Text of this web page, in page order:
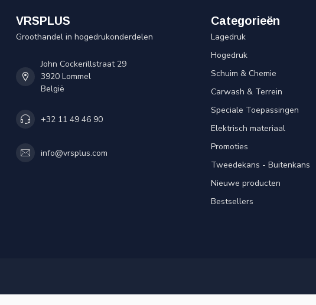
VRSPLUS
Groothandel in hogedrukonderdelen
John Cockerillstraat 29
3920 Lommel
België
+32 11 49 46 90
info@vrsplus.com
Categorieën
Lagedruk
Hogedruk
Schuim & Chemie
Carwash & Terrein
Speciale Toepassingen
Elektrisch materiaal
Promoties
Tweedekans - Buitenkans
Nieuwe producten
Bestsellers